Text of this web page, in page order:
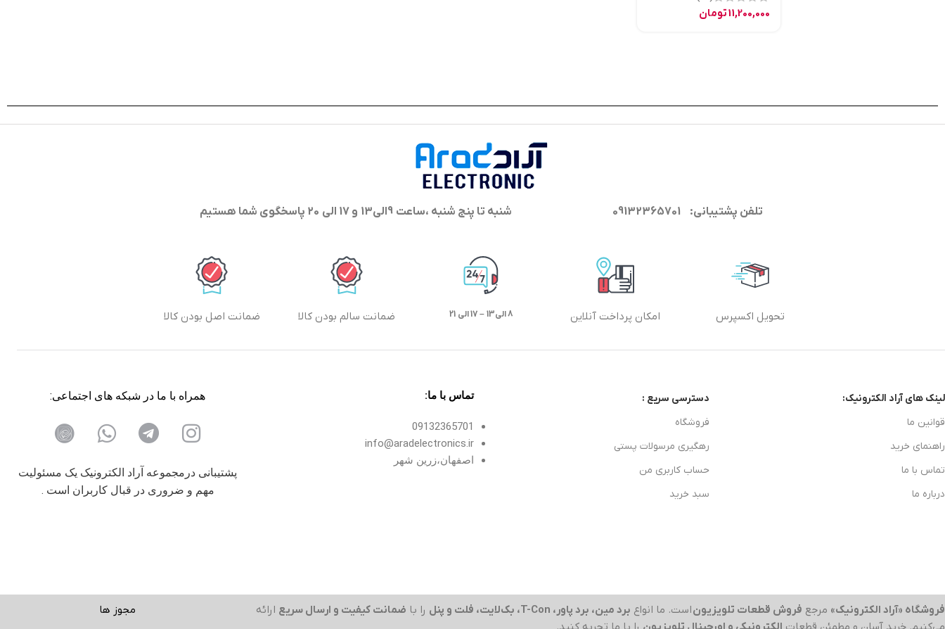
11,200,000تومان
تلفن پشتیبانی: 09132365701 شنبه تا پنج شنبه ،ساعت 9الی13 و 17 الی 20 پاسخگوی شما هستیم
تحویل اکسپرس امکان پرداخت آنلاین 8 الی13 – 17 الی 21 ضمانت سالم بودن کالا ضمانت اصل بودن کالا
لینک های آراد الکترونیک:
قوانین ما
راهنمای خرید
تماس با ما
درباره ما
دسترسی سریع :
فروشگاه
رهگیری مرسولات پستی
حساب کاربری من
سبد خرید
تماس با ما:
09132365701
info@aradelectronics.ir
اصفهان،زرین شهر
همراه با ما در شبکه های اجتماعی:
پشتیبانی درمجموعه آراد الکترونیک یک مسئولیت
مهم و ضروری در قبال کاربران است .
فروشگاه «آراد الکترونیک» مرجع فروش قطعات تلویزیوناست. ما انواع برد مین، برد پاور، T-Con، بک‌لایت، فلت و پنل را با ضمانت کیفیت و ارسال سریع ارائه
مجوز ها